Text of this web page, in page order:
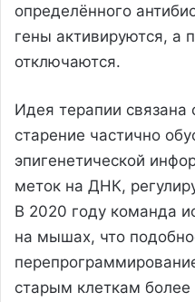
определённого
гены активируются, а
отключаются.
Идея терапии связана
старение частично
эпигенетической
меток на ДНК,
В 2020 году команда
на мышах, что
старым клеткам